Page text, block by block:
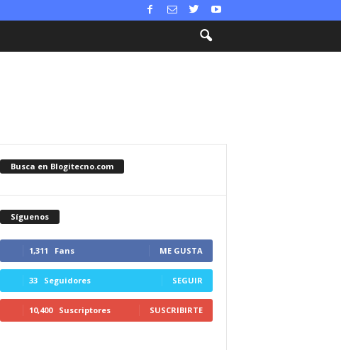
Busca en Blogitecno.com
Síguenos
1,311 Fans ME GUSTA
33 Seguidores SEGUIR
10,400 Suscriptores SUSCRIBIRTE